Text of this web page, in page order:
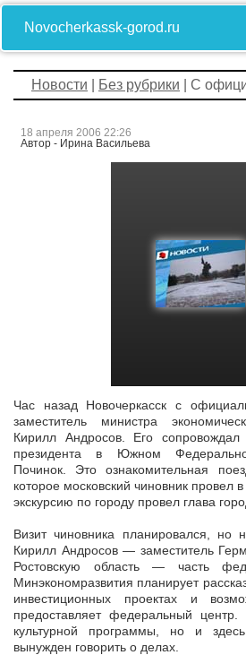
Novocherkassk-gorod.ru
Новости Без рубрики | C
18 апреля 2006 22:26
Автор - Ирина Васильева
Час назад Новочеркасск с
заместитель министра
Кирилл Андросов. Его сопровождал
президента в Южном
Починок. Это ознакомительная
которое московский чиновник провел
экскурсию по городу провел глава
Визит чиновника планировался, но
Кирилл Андросов — заместитель
Ростовскую область — часть
Минэкономразвития планирует
инвестиционных проектах и
предоставляет федеральный
культурной программы, но и
вынужден говорить о делах.